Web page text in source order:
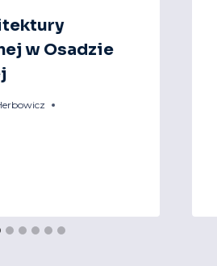
w Osadzie